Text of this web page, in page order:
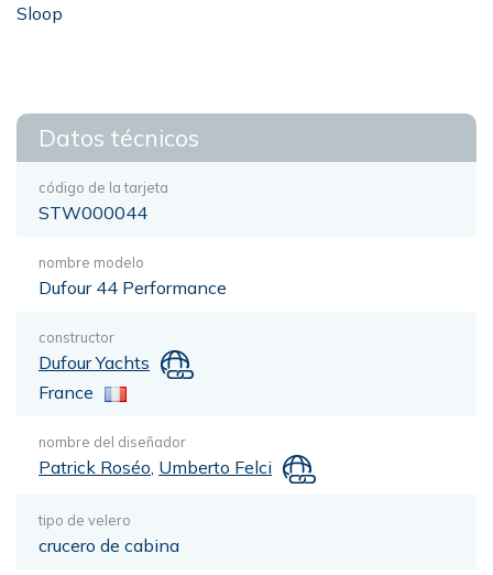
Sloop
Datos técnicos
código de la tarjeta
STW000044
nombre modelo
Dufour 44 Performance
constructor
Dufour Yachts
France
nombre del diseñador
Patrick Roséo Umberto Felci
tipo de velero
crucero de cabina